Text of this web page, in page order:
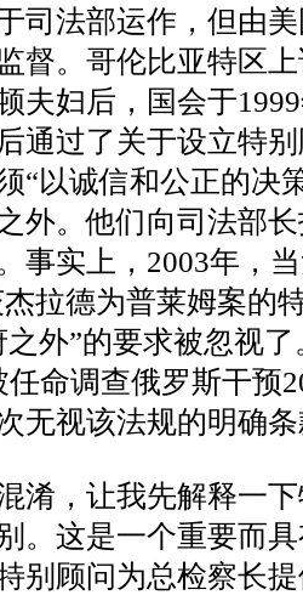
司法部运作，但由
督。哥伦比亚特区
夫妇后，国会于1999
通过了关于设立特
“以诚信和公正的决
外。他们向司法部
事实上， 2003年，
拉德为普莱姆案的
之外”的要求被忽视了
任命调查俄罗斯干预
无视该法规的明确
淆，让我先解释一
。这是一个重要而
别顾问为总检察长